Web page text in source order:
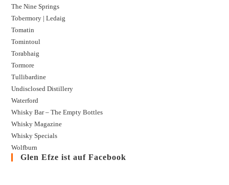
The Nine Springs
Tobermory | Ledaig
Tomatin
Tomintoul
Torabhaig
Tormore
Tullibardine
Undisclosed Distillery
Waterford
Whisky Bar – The Empty Bottles
Whisky Magazine
Whisky Specials
Wolfburn
Glen Efze ist auf Facebook